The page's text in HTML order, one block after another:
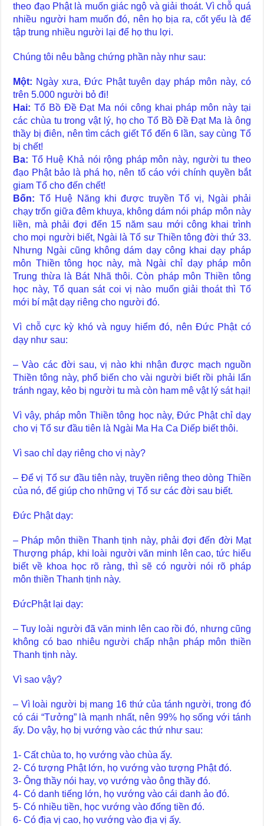
theo đạo Phật là muốn giác ngộ và giải thoát. Vì chỗ quá
nhiều người ham muốn đó, nên họ bịa ra, cốt yếu là để
tập trung nhiều người lại để họ thu lợi.
Chúng tôi nêu bằng chứng phần này như sau:
Một: Ngày xưa, Đức Phật tuyên dạy pháp môn này, có
trên 5.000 người bỏ đi!
Hai: Tổ Bồ Đề Đạt Ma nói công khai pháp môn này tại
các chùa tu trong vật lý, họ cho Tổ Bồ Đề Đạt Ma là ông
thầy bị điên, nên tìm cách giết Tổ đến 6 lần, say cùng Tổ
bị chết!
Ba: Tổ Huệ Khả nói rộng pháp môn này, người tu theo
đạo Phật bảo là phá họ, nên tố cáo với chính quyền bắt
giam Tổ cho đến chết!
Bốn: Tổ Huệ Năng khi được truyền Tổ vị, Ngài phải
chạy trốn giữa đêm khuya, không dám nói pháp môn này
liền, mà phải đợi đến 15 năm sau mới công khai trình
cho mọi người biết, Ngài là Tổ sư Thiền tông đời thứ 33.
Nhưng Ngài cũng không dám dạy công khai dạy pháp
môn Thiền tông học này, mà Ngài chỉ dạy pháp môn
Trung thừa là Bát Nhã thôi. Còn pháp môn Thiền tông
học này, Tổ quan sát coi vị nào muốn giải thoát thì Tổ
mới bí mật dạy riêng cho người đó.
Vì chỗ cực kỳ khó và nguy hiểm đó, nên Đức Phật có
dạy như sau:
– Vào các đời sau, vị nào khi nhận được mạch nguồn
Thiền tông này, phổ biến cho vài người biết rồi phải lẩn
tránh ngay, kẻo bị người tu mà còn ham mê vật lý sát hại!
Vì vậy, pháp môn Thiền tông học này, Đức Phật chỉ dạy
cho vị Tổ sư đầu tiên là Ngài Ma Ha Ca Diếp biết thôi.
Vì sao chỉ dạy riêng cho vị này?
– Để vị Tổ sư đầu tiên này, truyền riêng theo dòng Thiền
của nó, để giúp cho những vị Tổ sư các đời sau biết.
Đức Phật dạy:
– Pháp môn thiền Thanh tịnh này, phải đợi đến đời Mạt
Thượng pháp, khi loài người văn minh lên cao, tức hiểu
biết về khoa học rõ ràng, thì sẽ có người nói rõ pháp
môn thiền Thanh tịnh này.
ĐứcPhật lại dạy:
– Tuy loài người đã văn minh lên cao rồi đó, nhưng cũng
không có bao nhiêu người chấp nhận pháp môn thiền
Thanh tịnh này.
Vì sao vậy?
– Vì loài người bị mang 16 thứ của tánh người, trong đó
có cái “Tưởng” là mạnh nhất, nên 99% họ sống với tánh
ấy. Do vậy, họ bị vướng vào các thứ như sau:
1- Cất chùa to, họ vướng vào chùa ấy.
2- Có tượng Phật lớn, họ vướng vào tượng Phật đó.
3- Ông thầy nói hay, vọ vướng vào ông thầy đó.
4- Có danh tiếng lớn, họ vướng vào cái danh ảo đó.
5- Có nhiều tiền, học vướng vào đống tiền đó.
6- Có địa vị cao, họ vướng vào địa vị ấy.